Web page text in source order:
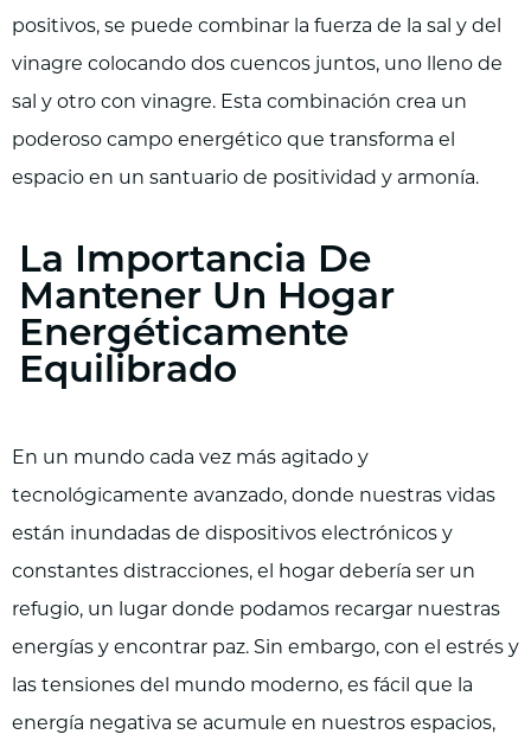
positivos, se puede combinar la fuerza de la sal y del
vinagre colocando dos cuencos juntos, uno lleno de
sal y otro con vinagre. Esta combinación crea un
poderoso campo energético que transforma el
espacio en un santuario de positividad y armonía.
La Importancia De
Mantener Un Hogar
Energéticamente
Equilibrado
En un mundo cada vez más agitado y
tecnológicamente avanzado, donde nuestras vidas
están inundadas de dispositivos electrónicos y
constantes distracciones, el hogar debería ser un
refugio, un lugar donde podamos recargar nuestras
energías y encontrar paz. Sin embargo, con el estrés y
las tensiones del mundo moderno, es fácil que la
energía negativa se acumule en nuestros espacios,